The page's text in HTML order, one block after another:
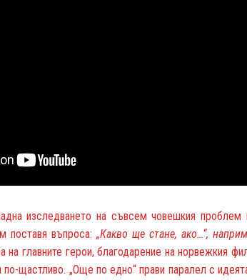
изследването на съвсем човешкия
поставя въпроса: „Какво ще стане, ако…“,
на главните герои, благодарение на норвежкия
щастливо. „Още по едно“ прави паралел с